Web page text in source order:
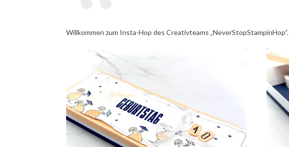
Willkommen zum Insta-Hop des Creativteams „NeverStopStampinHop“.